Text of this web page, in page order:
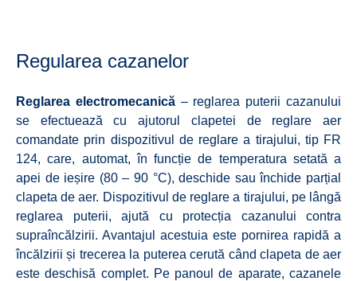
Regularea cazanelor
Reglarea electromecanică– reglarea puterii cazanului
se efectuează cu ajutorul clapetei de reglare aer
comandate prin dispozitivul de reglare a tirajului, tip FR
124, care, automat, în funcție de temperatura setată a
apei de ieșire (80 – 90 °C), deschide sau închide parțial
clapeta de aer. Dispozitivul de reglare a tirajului, pe lângă
reglarea puterii, ajută cu protecția cazanului contra
supraîncălzirii. Avantajul acestuia este pornirea rapidă a
încălzirii și trecerea la puterea cerută când clapeta de aer
este deschisă complet. Pe panoul de aparate, cazanele